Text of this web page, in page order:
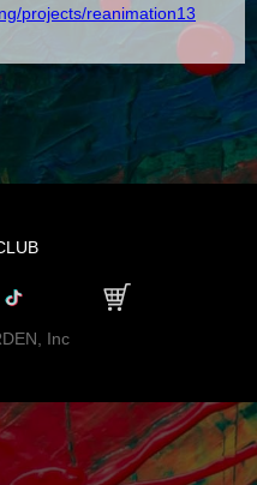
projects/reanimation13
Inc